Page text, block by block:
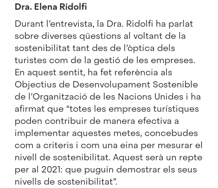
Dra. Elena Ridolfi
Durant l’entrevista, la Dra. Ridolfi ha parlat
sobre diverses qüestions al voltant de la
sostenibilitat tant des de l’òptica dels
turistes com de la gestió de les empreses.
En aquest sentit, ha fet referència als
Objectius de Desenvolupament Sostenible
de l’Organització de les Nacions Unides i ha
afirmat que “totes les empreses turístiques
poden contribuir de manera efectiva a
implementar aquestes metes, concebudes
com a criteris i com una eina per mesurar el
nivell de sostenibilitat. Aquest serà un repte
per al 2021: que puguin demostrar els seus
nivells de sostenibilitat”.